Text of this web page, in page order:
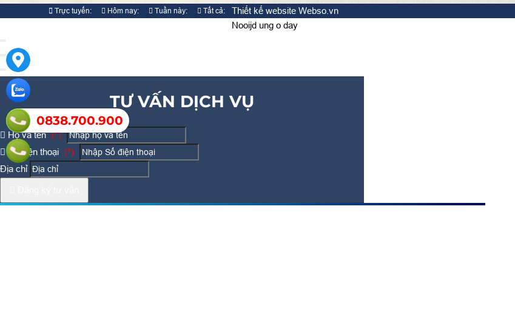
Trực tuyến:
Hôm nay:
Tuần này:
Tất cả:
Thiết kế website Webso.vn
0838.700.900
Nooijd ung o day
TƯ VẤN DỊCH VỤ
Họ và tên (*)
Số điện thoại (*)
Địa chỉ